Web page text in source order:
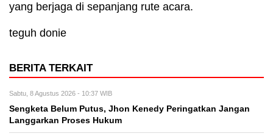
yang berjaga di sepanjang rute acara.
teguh donie
BERITA TERKAIT
Sabtu, 8 Agustus 2026 - 10:37 WIB
Sengketa Belum Putus, Jhon Kenedy Peringatkan Jangan
Langgarkan Proses Hukum